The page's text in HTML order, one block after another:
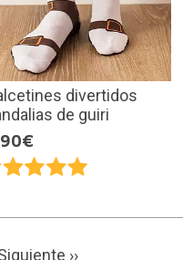
divertidos
de guiri
››